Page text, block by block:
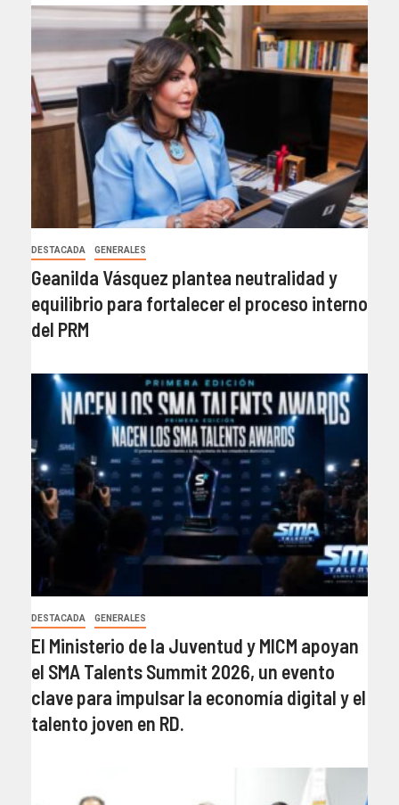
DESTACADA GENERALES
Geanilda Vásquez plantea neutralidad y
equilibrio para fortalecer el proceso interno
del PRM
DESTACADA GENERALES
El Ministerio de la Juventud y MICM apoyan
el SMA Talents Summit 2026, un evento
clave para impulsar la economía digital y el
talento joven en RD.